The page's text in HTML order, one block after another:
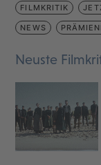
FILMKRITIK
NEWS
Neuste